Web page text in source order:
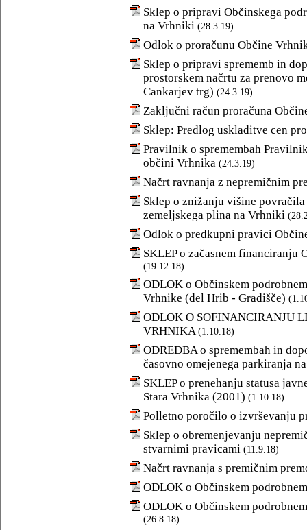
Sklep o pripravi Občinskega
na Vrhniki (28.3.19)
Odlok o proračunu Občine
Sklep o pripravi sprememb in
prostorskem načrtu za prenovo
Cankarjev trg) (24.3.19)
Zaključni račun proračuna
Sklep: Predlog uskladitve cen
Pravilnik o spremembah
občini Vrhnika (24.3.19)
Načrt ravnanja z nepremičnim
Sklep o znižanju višine
zemeljskega plina na Vrhniki
Odlok o predkupni pravici
SKLEP o začasnem financiranju
(19.12.18)
ODLOK o Občinskem
Vrhnike (del Hrib - Gradišče)
ODLOK O SOFINANCIRANJU
VRHNIKA (1.10.18)
ODREDBA o spremembah in
časovno omejenega parkiranja
SKLEP o prenehanju statusa
Stara Vrhnika (2001) (1.10.18)
Polletno poročilo o izvrševanju
Sklep o obremenjevanju
stvarnimi pravicami (11.9.18)
Načrt ravnanja s premičnim
ODLOK o Občinskem
ODLOK o Občinskem
(26.8.18)